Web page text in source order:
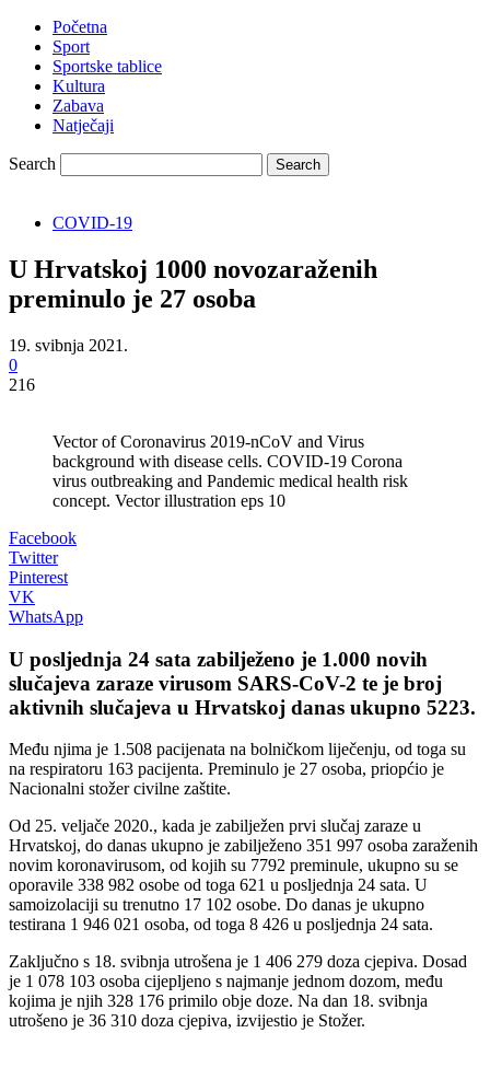
Početna
Sport
Sportske tablice
Kultura
Zabava
Natječaji
Search
COVID-19
U Hrvatskoj 1000 novozaraženih
preminulo je 27 osoba
19. svibnja 2021.
0
216
Vector of Coronavirus 2019-nCoV and Virus
background with disease cells. COVID-19 Corona
virus outbreaking and Pandemic medical health risk
concept. Vector illustration eps 10
Facebook
Twitter
Pinterest
VK
WhatsApp
U posljednja 24 sata zabilježeno je 1.000 novih
slučajeva zaraze virusom SARS-CoV-2 te je broj
aktivnih slučajeva u Hrvatskoj danas ukupno 5223.
Među njima je 1.508 pacijenata na bolničkom liječenju, od toga su
na respiratoru 163 pacijenta. Preminulo je 27 osoba, priopćio je
Nacionalni stožer civilne zaštite.
Od 25. veljače 2020., kada je zabilježen prvi slučaj zaraze u
Hrvatskoj, do danas ukupno je zabilježeno 351 997 osoba zaraženih
novim koronavirusom, od kojih su 7792 preminule, ukupno su se
oporavile 338 982 osobe od toga 621 u posljednja 24 sata. U
samoizolaciji su trenutno 17 102 osobe. Do danas je ukupno
testirana 1 946 021 osoba, od toga 8 426 u posljednja 24 sata.
Zaključno s 18. svibnja utrošena je 1 406 279 doza cjepiva. Dosad
je 1 078 103 osoba cijepljeno s najmanje jednom dozom, među
kojima je njih 328 176 primilo obje doze. Na dan 18. svibnja
utrošeno je 36 310 doza cjepiva, izvijestio je Stožer.